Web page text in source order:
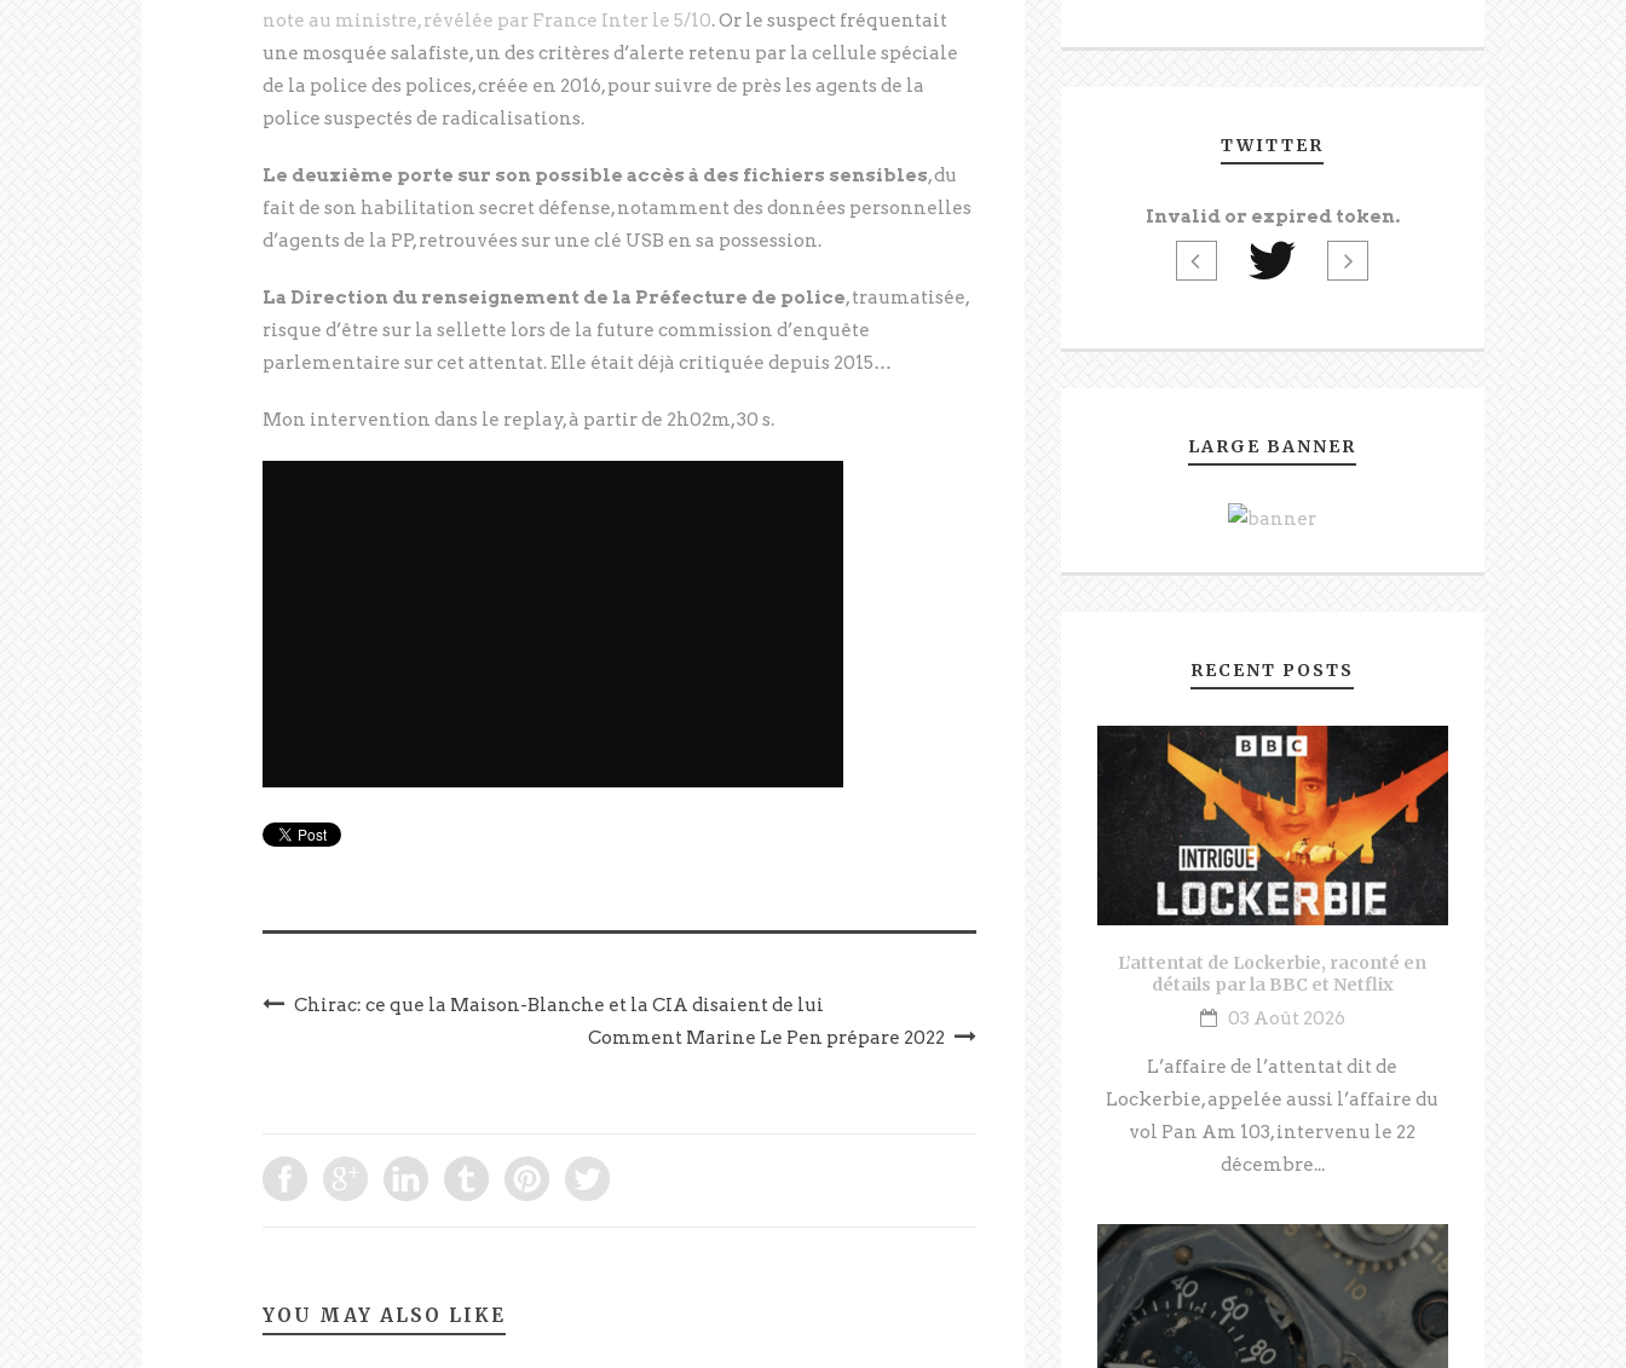
note au ministre, révélée par France Inter le 5/10. Or le suspect fréquentait
une mosquée salafiste, un des critères d’alerte retenu par la cellule spéciale
de la police des polices, créée en 2016, pour suivre de près les agents de la
police suspectés de radicalisations.
Le deuxième porte sur son possible accès à des fichiers sensibles, du
fait de son habilitation secret défense, notamment des données personnelles
d’agents de la PP, retrouvées sur une clé USB en sa possession.
La Direction du renseignement de la Préfecture de police, traumatisée,
risque d’être sur la sellette lors de la future commission d’enquête
parlementaire sur cet attentat. Elle était déjà critiquée depuis 2015…
Mon intervention dans le replay, à partir de 2h02m, 30 s.
Chirac: ce que la Maison-Blanche et la CIA disaient de lui
Comment Marine Le Pen prépare 2022
YOU MAY ALSO LIKE
TWITTER
Invalid or expired token.
LARGE BANNER
RECENT POSTS
L’attentat de Lockerbie, raconté en
détails par la BBC et Netflix
03 Août 2026
L’affaire de l’attentat dit de
Lockerbie, appelée aussi l’affaire du
vol Pan Am 103, intervenu le 22
décembre...